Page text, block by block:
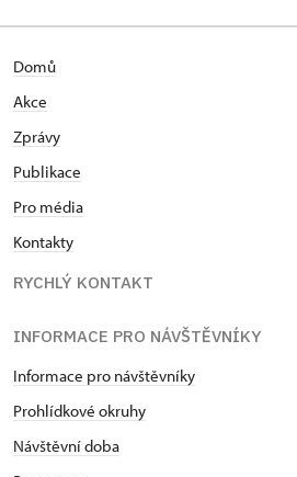
Domů
Akce
Zprávy
Publikace
Pro média
Kontakty
RYCHLÝ KONTAKT
INFORMACE PRO NÁVŠTĚVNÍKY
Informace pro návštěvníky
Prohlídkové okruhy
Návštěvní doba